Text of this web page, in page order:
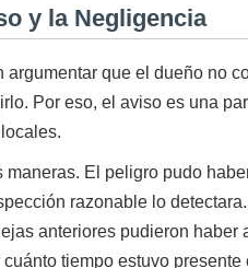
y la Negligencia
argumentar que el dueño no
Por eso, el aviso es una
El peligro pudo
razonable lo
anteriores pudieron haber
tiempo estuvo